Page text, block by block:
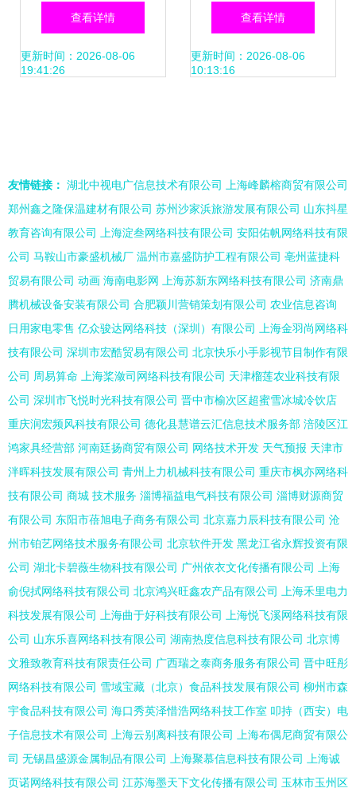
盟 以传统小吃撬动
独家财富商机
查看详情
更新时间：2026-08-06
19:41:26
34省136种特色小
吃，过年回家尝一
查看详情
更新时间：2026-08-06
10:13:16
友情链接： 湖北中视电广信息技术有限公司
上海峰麟榕商贸有限公司
郑州鑫之隆保温建材有限公司 苏州沙家浜旅游发展有限公司 山东抖星
教育咨询有限公司
上海淀叁网络科技有限公司 安阳佑帆网络科技有限
公司 马鞍山市豪盛机械厂 温州市嘉盛防护工程有限公司 亳州蓝捷科
贸易有限公司 动画 海南电影网 上海苏新东网络科技有限公司 济南鼎
腾机械设备安装有限公司 合肥颖川营销策划有限公司 农业信息咨询
日用家电零售 亿众骏达网络科技（深圳）有限公司
上海金羽尚网络科
技有限公司 深圳市宏酷贸易有限公司 北京快乐小手影视节目制作有限
公司 周易算命 上海桨潋司网络科技有限公司 天津榴莲农业科技有限
公司 深圳市飞悦时光科技有限公司 晋中市榆次区超蜜雪冰城冷饮店
重庆润宏频风科技有限公司 德化县慧谱云汇信息技术服务部 涪陵区江
鸿家具经营部 河南廷扬商贸有限公司 网络技术开发 天气预报 天津市
泮晖科技发展有限公司 青州上力机械科技有限公司 重庆市枫亦网络科
技有限公司 商城 技术服务 淄博福益电气科技有限公司 淄博财源商贸
有限公司 东阳市蓓旭电子商务有限公司 北京嘉力辰科技有限公司 沧
州市铂艺网络技术服务有限公司 北京软件开发 黑龙江省永辉投资有限
公司 湖北卡碧薇生物科技有限公司 广州依衣文化传播有限公司
上海
俞倪拭网络科技有限公司 北京鸿兴旺鑫农产品有限公司
上海禾里电力
科技发展有限公司
上海曲于好科技有限公司
上海悦飞溪网络科技有限
公司 山东乐喜网络科技有限公司 湖南热度信息科技有限公司 北京博
文雅致教育科技有限责任公司 广西瑞之泰商务服务有限公司 晋中旺彤
网络科技有限公司 雪域宝藏（北京）食品科技发展有限公司 柳州市森
宇食品科技有限公司 海口秀英泽惜浩网络科技工作室 叩持（西安）电
子信息技术有限公司
上海云别离科技有限公司
上海布偶尼商贸有限公
司 无锡昌盛源金属制品有限公司 上海聚慕信息科技有限公司
上海诚
页诺网络科技有限公司 江苏海墨天下文化传播有限公司 玉林市玉州区